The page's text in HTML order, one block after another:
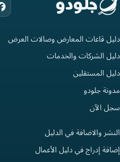
دليل قاعات المعارض وصالات العرض
دليل الشركات والخدمات
دليل المستقلين
مدونة جلودو
سجل الآن
النشر والاضافة في الدليل
إضافة إدراج في دليل الأعمال